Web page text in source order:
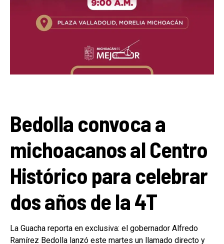
Bedolla convoca a
michoacanos al Centro
Histórico para celebrar
dos años de la 4T
La Guacha reporta en exclusiva: el gobernador Alfredo
Ramírez Bedolla lanzó este martes un llamado directo y